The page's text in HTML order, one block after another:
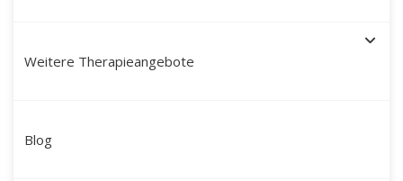
Weitere Therapieangebote
Blog
Helmstedt: Ihr Weg zu